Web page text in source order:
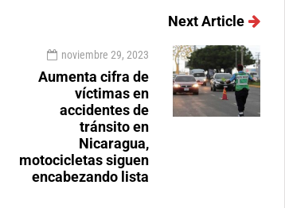
Next Article
noviembre 29, 2023
Aumenta cifra de
víctimas en
accidentes de
tránsito en
Nicaragua,
motocicletas siguen
encabezando lista